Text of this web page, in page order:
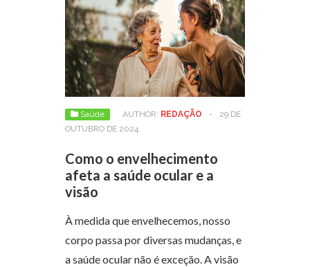
Saúde AUTHOR: REDAÇÃO -
29 DE
OUTUBRO DE 2024
Como o envelhecimento
afeta a saúde ocular e a
visão
À medida que envelhecemos, nosso
corpo passa por diversas mudanças, e
a saúde ocular não é exceção. A visão